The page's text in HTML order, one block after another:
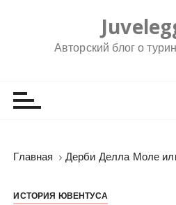
Авторский блог о
Главная Дерби Делла Моле
ИСТОРИЯ ЮВЕНТУСА